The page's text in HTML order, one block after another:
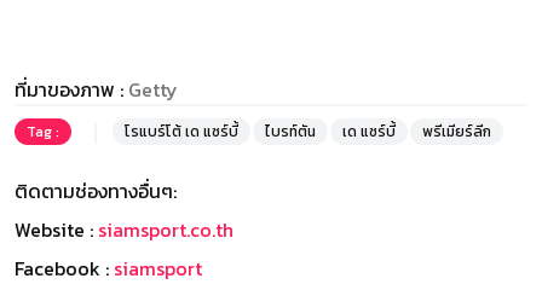
ที่มาของภาพ : Getty
Tag : โรแบร์โต้ เด แซร์บี้ ไบรท์ตัน เด แซร์บี้ พรีเมียร์ลีก
ติดตามช่องทางอื่นๆ:
Website : siamsport.co.th
Facebook : siamsport